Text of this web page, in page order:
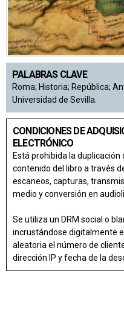
PALABRAS CLAVE
Roma; Historia; República;
Universidad de Sevilla.
CONDICIONES DE
ELECTRÓNICO
Está prohibida la
contenido del libro a través
escaneos, capturas,
medio y conversión en
Se utiliza un DRM social o
incrustándose digitalmente
aleatoria el número de
dirección IP y fecha de la